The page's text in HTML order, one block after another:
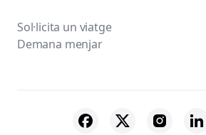
Sol·licita un viatge
Demana menjar